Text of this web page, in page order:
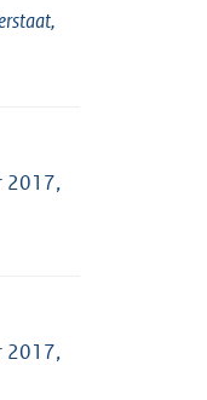
2017,
2017,